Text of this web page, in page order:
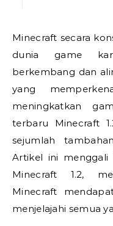
Minecraft secara konsisten tetap menjadi andalan di
dunia game
berkembang dan
yang
meningkatkan
terbaru Minecraft
sejumlah
Artikel ini
Minecraft 1.2,
Minecraft
menjelajahi semua